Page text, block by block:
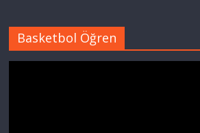
Basketbol Öğren